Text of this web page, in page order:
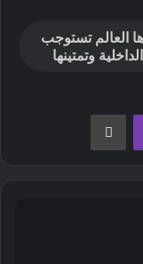
العالم تستوجب
وتمتينها
ڤايبر طباعة